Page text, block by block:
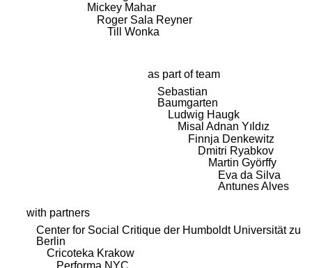
Mickey Mahar
Roger Sala Reyner
Till Wonka
as part of team
Sebastian
Baumgarten
Ludwig Haugk
Misal Adnan Yıldız
Finnja Denkewitz
Dmitri Ryabkov
Martin Györffy
Eva da Silva
Antunes Alves
with partners
Center for Social Critique der Humboldt Universität zu
Berlin
Cricoteka Krakow
Performa NYC